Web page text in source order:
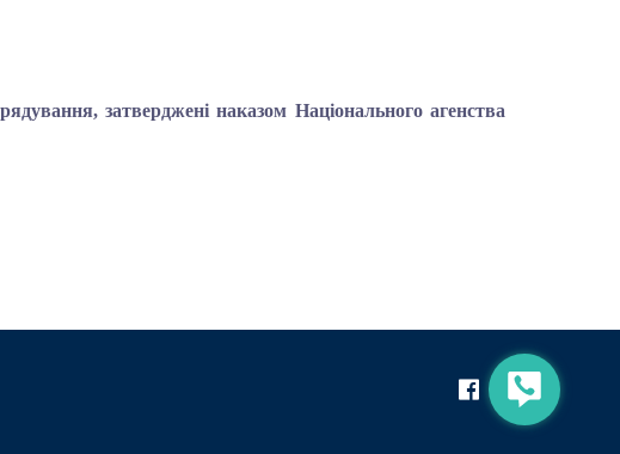
затверджені наказом Національного агенства